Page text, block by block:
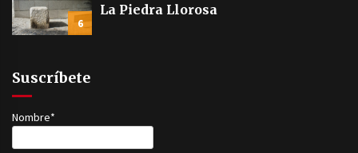
6
La Piedra Llorosa
Suscríbete
Nombre*